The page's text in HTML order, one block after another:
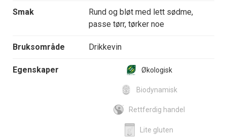
Smak
Rund og bløt med lett sødme,
passe tørr, tørker noe
Bruksområde Drikkevin
Egenskaper Økologisk
Biodynamisk
Rettferdig handel
Lite gluten